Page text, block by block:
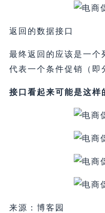
返回的数据接口
最终返回的应该是一个
代表一个条件促销（即
接口看起来可能是这样
来源：博客园